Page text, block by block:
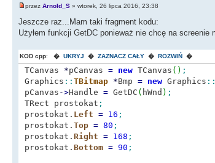
przez Arnold_S » wtorek, 26 lipca 2016, 23:38
Jeszcze raz...Mam taki fragment kodu:
Użyłem funkcji GetDC ponieważ nie chcę na
KOD cpp: � UKRYJ � ZAZNACZ CAŁY � ROZWIŃ �
TCanvas *pCanvas = new TCanvas ( ) ;
Graphics :: TBitmap *Bmp = new Graphics ::
pCanvas ->Handle = GetDC ( hWnd ) ;
TRect prostokat ;
prostokat. Left = 16 ;
prostokat. Top = 80 ;
prostokat. Right = 168 ;
prostokat. Bottom = 90 ;